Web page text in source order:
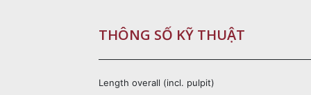
THÔNG SỐ KỸ THUẬT
Length overall (incl. pulpit)